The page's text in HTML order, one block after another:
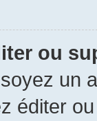
ou
un
éditer